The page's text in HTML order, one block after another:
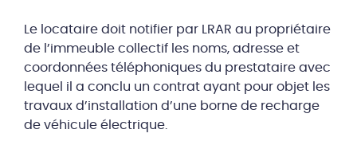
Le locataire doit notifier par LRAR au propriétaire
de l’immeuble collectif les noms, adresse et
coordonnées téléphoniques du prestataire avec
lequel il a conclu un contrat ayant pour objet les
travaux d’installation d’une borne de recharge
de véhicule électrique.